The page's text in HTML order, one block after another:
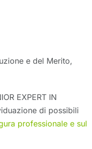
e del Merito,
EXPERT IN
di possibili
professionale e sul